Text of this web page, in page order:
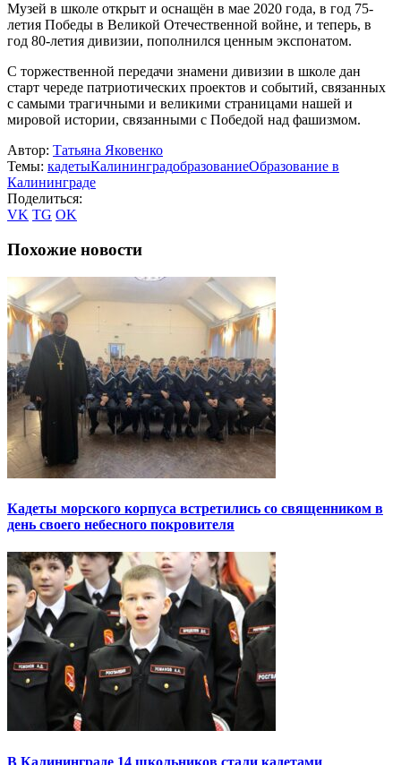
Музей в школе открыт и оснащён в мае 2020 года, в год 75-
летия Победы в Великой Отечественной войне, и теперь, в
год 80-летия дивизии, пополнился ценным экспонатом.
С торжественной передачи знамени дивизии в школе дан
старт череде патриотических проектов и событий, связанных
с самыми трагичными и великими страницами нашей и
мировой истории, связанными с Победой над фашизмом.
Автор: Татьяна Яковенко
Темы: кадетыКалининградобразованиеОбразование в
Калининграде
Поделиться:
VK TG OK
Похожие новости
Кадеты морского корпуса встретились со священником в
день своего небесного покровителя
В Калининграде 14 школьников стали кадетами